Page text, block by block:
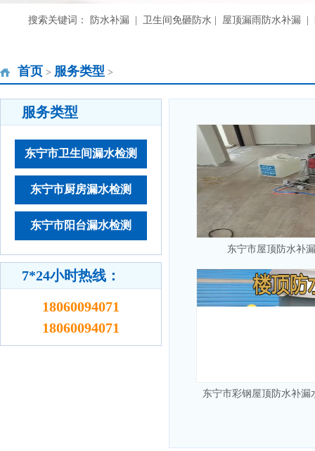
搜索关键词： 防水补漏 | 卫生间免砸防水 | 屋顶漏雨防水补漏
首页 > 服务类型 >
服务类型
东宁市卫生间漏水检测
东宁市厨房漏水检测
东宁市阳台漏水检测
7*24小时热线：
18060094071
18060094071
东宁市屋顶防水补
东宁市彩钢屋顶防水补漏